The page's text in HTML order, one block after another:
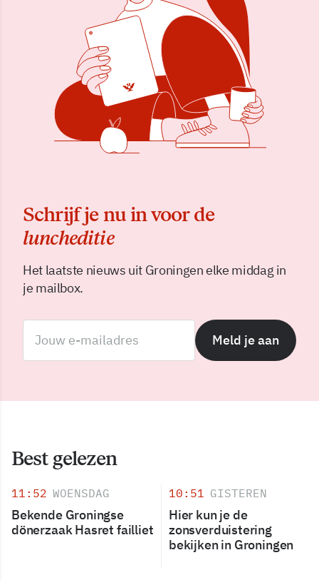
Schrijf je nu in voor de
luncheditie
Het laatste nieuws uit Groningen elke middag in
je mailbox.
Meld je aan
Best gelezen
11:52 WOENSDAG
Bekende Groningse
dönerzaak Hasret failliet
10:51 GISTEREN
Hier kun je de
zonsverduistering
bekijken in Groningen